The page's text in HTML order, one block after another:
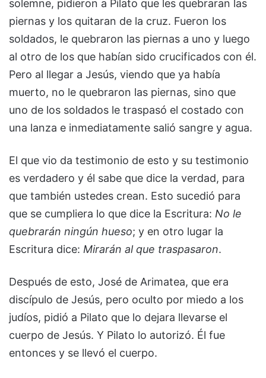
solemne, pidieron a Pilato que les quebraran las
piernas y los quitaran de la cruz. Fueron los
soldados, le quebraron las piernas a uno y luego
al otro de los que habían sido crucificados con él.
Pero al llegar a Jesús, viendo que ya había
muerto, no le quebraron las piernas, sino que
uno de los soldados le traspasó el costado con
una lanza e inmediatamente salió sangre y agua.
El que vio da testimonio de esto y su testimonio
es verdadero y él sabe que dice la verdad, para
que también ustedes crean. Esto sucedió para
que se cumpliera lo que dice la Escritura: No le
quebrarán ningún hueso; y en otro lugar la
Escritura dice: Mirarán al que traspasaron.
Después de esto, José de Arimatea, que era
discípulo de Jesús, pero oculto por miedo a los
judíos, pidió a Pilato que lo dejara llevarse el
cuerpo de Jesús. Y Pilato lo autorizó. Él fue
entonces y se llevó el cuerpo.